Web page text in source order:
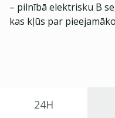
– pilnībā elektrisku B
kas kļūs par
24H